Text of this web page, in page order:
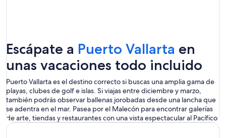
Escápate a Puerto Vallarta Se
abrirá
en
una
nueva
en
unas vacaciones todo incluido
Puerto Vallarta es el destino correcto si buscas una amplia gama de
playas, clubes de golf e islas. Si viajas entre diciembre y marzo,
también podrás observar ballenas jorobadas desde una lancha que
se adentra en el mar. Pasea por el Malecón para encontrar galerías
de arte, tiendas y restaurantes con una vista espectacular al Pacífico.